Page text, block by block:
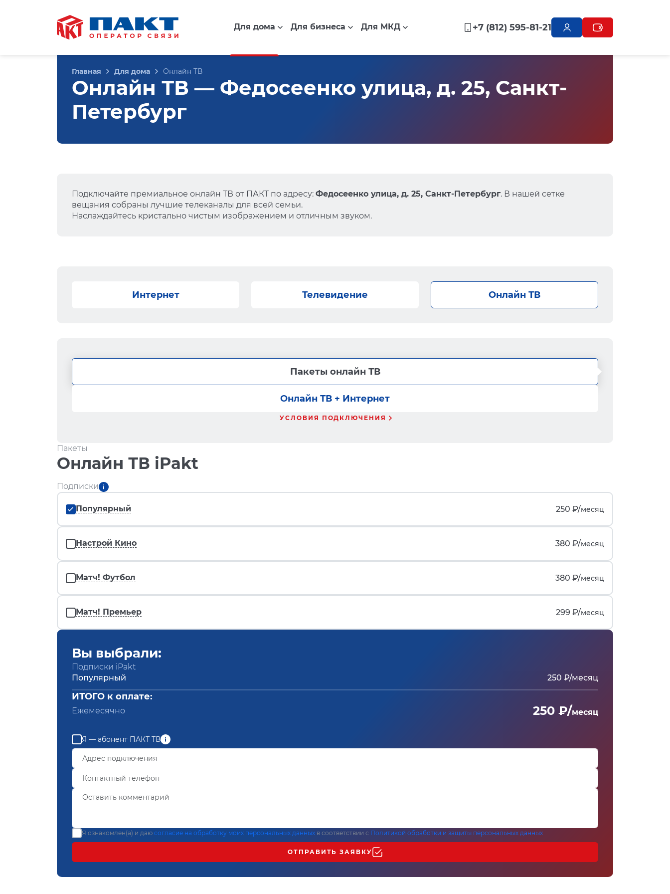
Для дома Для бизнеса Для МКД +7 (812) 595-81-21
Главная Для дома Онлайн ТВ
Онлайн ТВ — Федосеенко улица, д. 25, Санкт-
Петербург
Подключайте премиальное онлайн ТВ от ПАКТ по адресу: Федосеенко улица, д. 25, Санкт-Петербург. В нашей сетке
вещания собраны лучшие телеканалы для всей семьи.
Наслаждайтесь кристально чистым изображением и отличным звуком.
Интернет Телевидение Онлайн ТВ
Пакеты онлайн ТВ
Онлайн ТВ + Интернет
УСЛОВИЯ ПОДКЛЮЧЕНИЯ
Пакеты
Онлайн ТВ iPakt
Подписки
Популярный 250 ₽/месяц
Настрой Кино 380 ₽/месяц
Матч! Футбол 380 ₽/месяц
Матч! Премьер 299 ₽/месяц
Вы выбрали:
Подписки iPakt
Популярный
250 ₽/месяц
ИТОГО к оплате:
Ежемесячно 250 ₽/месяц
Я — абонент ПАКТ ТВ
Я ознакомлен(а) и даю согласие на обработку моих персональных данных в соответствии с Политикой обработки и защиты персональных данных
ОТПРАВИТЬ ЗАЯВКУ